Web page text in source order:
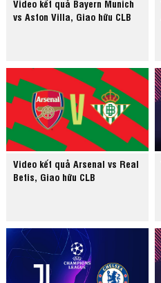
Video kết quả Bayern Munich
vs Aston Villa, Giao hữu CLB
Video kết quả Arsenal vs Real
Betis, Giao hữu CLB